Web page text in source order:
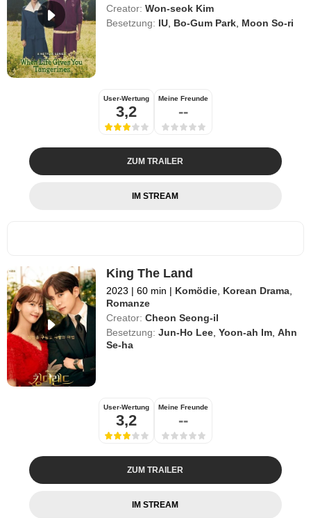
Creator: Won-seok Kim
Besetzung: IU Bo-Gum Park Moon So-ri
User-Wertung
3,2
Meine Freunde
--
ZUM TRAILER
IM STREAM
King The Land
2023 | 60 min | Komödie Korean Drama
Romanze
Creator: Cheon Seong-il
Besetzung: Jun-Ho Lee ,Yoon-ah Im ,Ahn
Se-ha
User-Wertung
3,2
Meine Freunde
--
ZUM TRAILER
IM STREAM